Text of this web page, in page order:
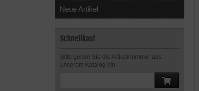
Neue Artikel
Schnellkauf
Bitte geben Sie die Artikelnummer aus
unserem Katalog ein.